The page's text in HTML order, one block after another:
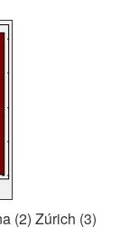
(2) Zúrich (3)